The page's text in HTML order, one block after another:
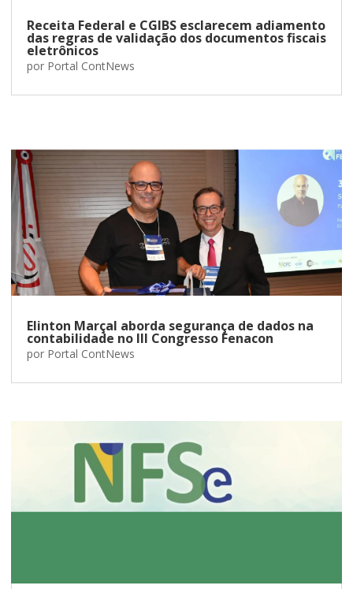
Receita Federal e CGIBS esclarecem adiamento
das regras de validação dos documentos fiscais
eletrônicos
por Portal ContNews
Elinton Marçal aborda segurança de dados na
contabilidade no III Congresso Fenacon
por Portal ContNews